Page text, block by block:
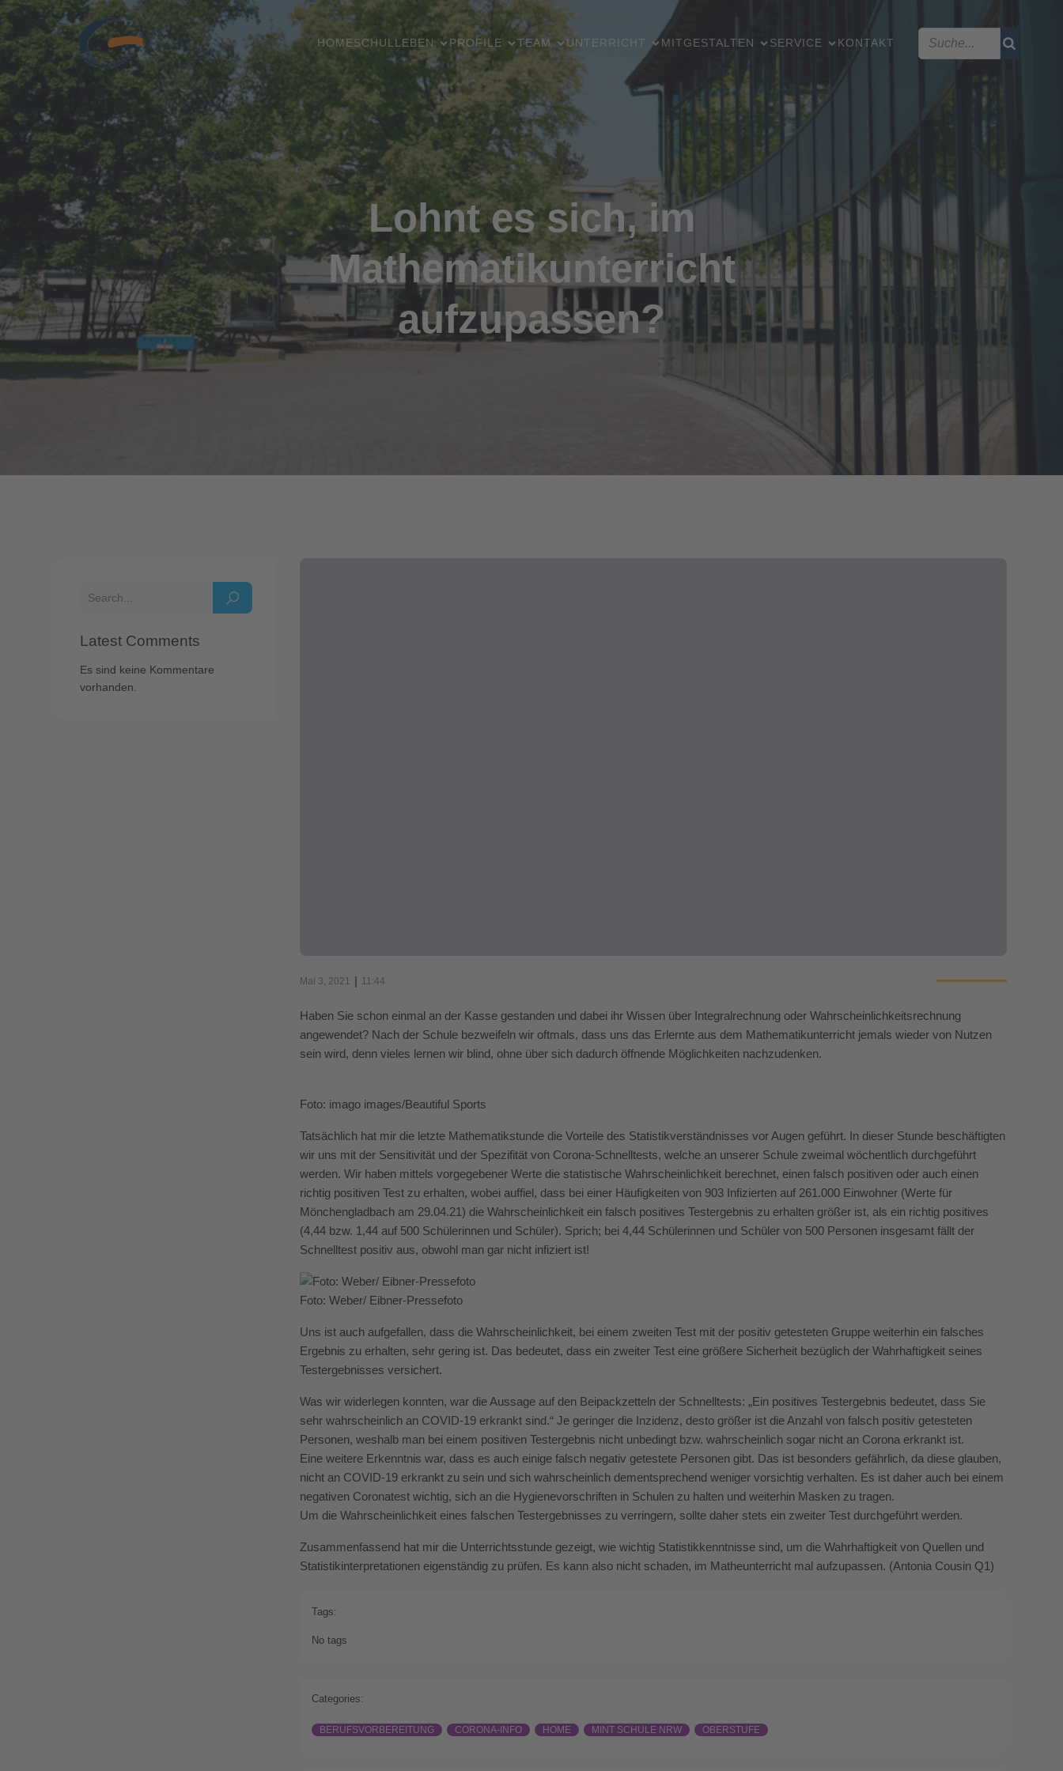
HOMESCHULLEBEN PROFILE TEAM UNTERRICHT MITGESTALTEN SERVICE KONTAKT
Lohnt es sich, im
Mathematikunterricht
aufzupassen?
Latest Comments
Es sind keine Kommentare
vorhanden.
Mai 3, 2021 | 11:44
Haben Sie schon einmal an der Kasse gestanden und dabei ihr Wissen über Integralrechnung oder Wahrscheinlichkeitsrechnung
angewendet? Nach der Schule bezweifeln wir oftmals, dass uns das Erlernte aus dem Mathematikunterricht jemals wieder von Nutzen
sein wird, denn vieles lernen wir blind, ohne über sich dadurch öffnende Möglichkeiten nachzudenken.
Foto: imago images/Beautiful Sports
Tatsächlich hat mir die letzte Mathematikstunde die Vorteile des Statistikverständnisses vor Augen geführt. In dieser Stunde beschäftigten
wir uns mit der Sensitivität und der Spezifität von Corona-Schnelltests, welche an unserer Schule zweimal wöchentlich durchgeführt
werden. Wir haben mittels vorgegebener Werte die statistische Wahrscheinlichkeit berechnet, einen falsch positiven oder auch einen
richtig positiven Test zu erhalten, wobei auffiel, dass bei einer Häufigkeiten von 903 Infizierten auf 261.000 Einwohner (Werte für
Mönchengladbach am 29.04.21) die Wahrscheinlichkeit ein falsch positives Testergebnis zu erhalten größer ist, als ein richtig positives
(4,44 bzw. 1,44 auf 500 Schülerinnen und Schüler). Sprich; bei 4,44 Schülerinnen und Schüler von 500 Personen insgesamt fällt der
Schnelltest positiv aus, obwohl man gar nicht infiziert ist!
Foto: Weber/ Eibner-Pressefoto
Uns ist auch aufgefallen, dass die Wahrscheinlichkeit, bei einem zweiten Test mit der positiv getesteten Gruppe weiterhin ein falsches
Ergebnis zu erhalten, sehr gering ist. Das bedeutet, dass ein zweiter Test eine größere Sicherheit bezüglich der Wahrhaftigkeit seines
Testergebnisses versichert.
Was wir widerlegen konnten, war die Aussage auf den Beipackzetteln der Schnelltests: „Ein positives Testergebnis bedeutet, dass Sie
sehr wahrscheinlich an COVID-19 erkrankt sind.“ Je geringer die Inzidenz, desto größer ist die Anzahl von falsch positiv getesteten
Personen, weshalb man bei einem positiven Testergebnis nicht unbedingt bzw. wahrscheinlich sogar nicht an Corona erkrankt ist.
Eine weitere Erkenntnis war, dass es auch einige falsch negativ getestete Personen gibt. Das ist besonders gefährlich, da diese glauben,
nicht an COVID-19 erkrankt zu sein und sich wahrscheinlich dementsprechend weniger vorsichtig verhalten. Es ist daher auch bei einem
negativen Coronatest wichtig, sich an die Hygienevorschriften in Schulen zu halten und weiterhin Masken zu tragen.
Um die Wahrscheinlichkeit eines falschen Testergebnisses zu verringern, sollte daher stets ein zweiter Test durchgeführt werden.
Zusammenfassend hat mir die Unterrichtsstunde gezeigt, wie wichtig Statistikkenntnisse sind, um die Wahrhaftigkeit von Quellen und
Statistikinterpretationen eigenständig zu prüfen. Es kann also nicht schaden, im Matheunterricht mal aufzupassen. (Antonia Cousin Q1)
Tags:
No tags
Categories:
BERUFSVORBEREITUNG CORONA-INFO HOME MINT SCHULE NRW OBERSTUFE